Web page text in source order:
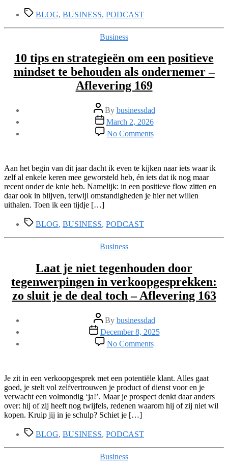
TagsBLOG, BUSINESS, PODCAST
Categories
Business
10 tips en strategieën om een positieve
mindset te behouden als ondernemer –
Aflevering 169
Post
author
By businessdad
Post
date
March 2, 2026
No Commentson
10
strategieën
om
een
positieve
ondernemer
169
Aan het begin van dit jaar dacht ik even te kijken naar iets waar ik
zelf al enkele keren mee geworsteld heb, én iets dat ik nog maar
recent onder de knie heb. Namelijk: in een positieve flow zitten en
daar ook in blijven, terwijl omstandigheden je hier net willen
uithalen. Toen ik een tijdje […]
TagsBLOG, BUSINESS, PODCAST
Categories
Business
Laat je niet tegenhouden door
tegenwerpingen in verkoopgesprekken:
zo sluit je de deal toch – Aflevering 163
Post
author
By businessdad
Post
date
December 8, 2025
No Commentson
Laat
tegenhouden
door
tegenwerpingen
in
de
Je zit in een verkoopgesprek met een potentiële klant. Alles gaat
goed, je stelt vol zelfvertrouwen je product of dienst voor en je
verwacht een volmondig ‘ja!’. Maar je prospect denkt daar anders
over: hij of zij heeft nog twijfels, redenen waarom hij of zij niet wil
kopen. Kruip jij in je schulp? Schiet je […]
TagsBLOG, BUSINESS, PODCAST
Categories
Business